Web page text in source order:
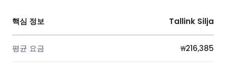
핵심 정보 Tallink Silja
평균 요금 ₩216,385